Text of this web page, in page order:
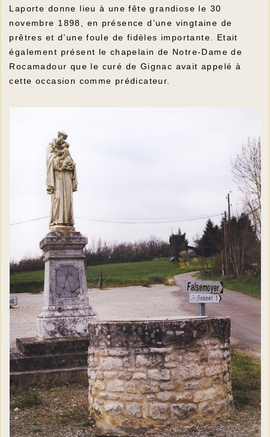
Laporte donne lieu à une fête grandiose le 30
novembre 1898, en présence d’une vingtaine de
prêtres et d’une foule de fidèles importante. Etait
également présent le chapelain de Notre-Dame de
Rocamadour que le curé de Gignac avait appelé à
cette occasion comme prédicateur.